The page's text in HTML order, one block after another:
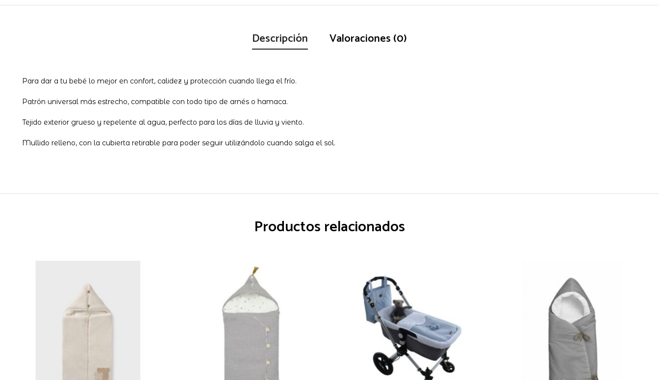
Descripción Valoraciones (0)
Para dar a tu bebé lo mejor en confort, calidez y protección cuando llega el frío.
Patrón universal más estrecho, compatible con todo tipo de arnés o hamaca.
Tejido exterior grueso y repelente al agua, perfecto para los días de lluvia y viento.
Mullido relleno, con la cubierta retirable para poder seguir utilizándolo cuando salga el sol.
Productos relacionados